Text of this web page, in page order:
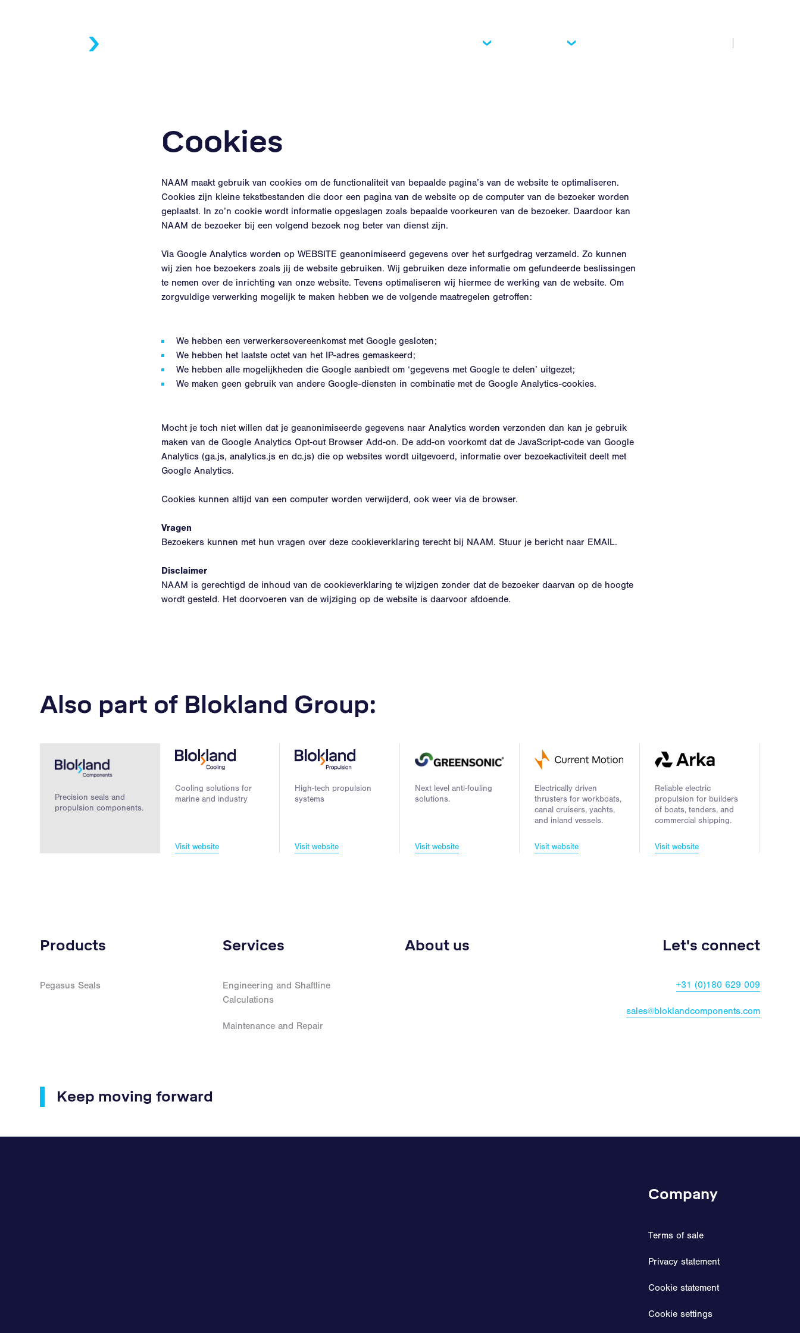
Cookies
NAAM maakt gebruik van cookies om de functionaliteit van bepaalde pagina’s van de website te optimaliseren.
Cookies zijn kleine tekstbestanden die door een pagina van de website op de computer van de bezoeker worden
geplaatst. In zo’n cookie wordt informatie opgeslagen zoals bepaalde voorkeuren van de bezoeker. Daardoor kan
NAAM de bezoeker bij een volgend bezoek nog beter van dienst zijn.
Via Google Analytics worden op WEBSITE geanonimiseerd gegevens over het surfgedrag verzameld. Zo kunnen
wij zien hoe bezoekers zoals jij de website gebruiken. Wij gebruiken deze informatie om gefundeerde beslissingen
te nemen over de inrichting van onze website. Tevens optimaliseren wij hiermee de werking van de website. Om
zorgvuldige verwerking mogelijk te maken hebben we de volgende maatregelen getroffen:
We hebben een verwerkersovereenkomst met Google gesloten;
We hebben het laatste octet van het IP-adres gemaskeerd;
We hebben alle mogelijkheden die Google aanbiedt om ‘gegevens met Google te delen’ uitgezet;
We maken geen gebruik van andere Google-diensten in combinatie met de Google Analytics-cookies.
Mocht je toch niet willen dat je geanonimiseerde gegevens naar Analytics worden verzonden dan kan je gebruik
maken van de Google Analytics Opt-out Browser Add-on. De add-on voorkomt dat de JavaScript-code van Google
Analytics (ga.js, analytics.js en dc.js) die op websites wordt uitgevoerd, informatie over bezoekactiviteit deelt met
Google Analytics.
Cookies kunnen altijd van een computer worden verwijderd, ook weer via de browser.
Vragen
Bezoekers kunnen met hun vragen over deze cookieverklaring terecht bij NAAM. Stuur je bericht naar EMAIL.
Disclaimer
NAAM is gerechtigd de inhoud van de cookieverklaring te wijzigen zonder dat de bezoeker daarvan op de hoogte
wordt gesteld. Het doorvoeren van de wijziging op de website is daarvoor afdoende.
Also part of Blokland Group:
Precision seals and
propulsion components.
Cooling solutions for
marine and industry
Visit website
High-tech propulsion
systems
Visit website
Next level anti-fouling
solutions.
Visit website
Electrically driven
thrusters for workboats,
canal cruisers, yachts,
and inland vessels.
Visit website
Reliable electric
propulsion for builders
of boats, tenders, and
commercial shipping.
Visit website
Products
Pegasus Seals
Services
Engineering and Shaftline
Calculations
Maintenance and Repair
About us Let's connect
+31 (0)180 629 009
sales@bloklandcomponents.com
Keep moving forward
Company
Terms of sale
Privacy statement
Cookie statement
Cookie settings